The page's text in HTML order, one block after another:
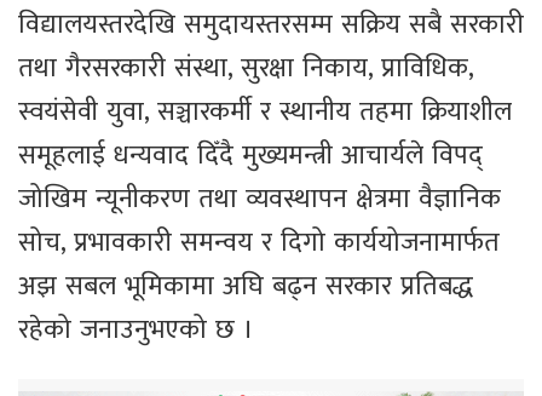
विद्यालयस्तरदेखि समुदायस्तरसम्म सक्रिय सबै सरकारी
तथा गैरसरकारी संस्था, सुरक्षा निकाय, प्राविधिक,
स्वयंसेवी युवा, सञ्चारकर्मी र स्थानीय तहमा क्रियाशील
समूहलाई धन्यवाद दिँदै मुख्यमन्त्री आचार्यले विपद्
जोखिम न्यूनीकरण तथा व्यवस्थापन क्षेत्रमा वैज्ञानिक
सोच, प्रभावकारी समन्वय र दिगो कार्ययोजनामार्फत
अझ सबल भूमिकामा अघि बढ्न सरकार प्रतिबद्ध
रहेको जनाउनुभएको छ ।